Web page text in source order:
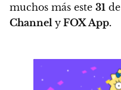
muchos más este 31 de
Channel y FOX App.